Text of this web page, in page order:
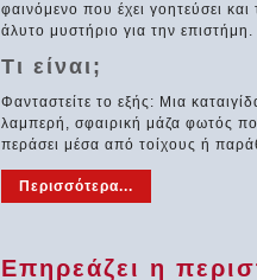
φαινόμενο που έχει γοητεύσει
άλυτο μυστήριο για την επιστήμη.
Τι είναι;
Φανταστείτε το εξής: Μια
λαμπερή, σφαιρική μάζα φωτός
περάσει μέσα από τοίχους ή
Περισσότερα...
Επηρεάζει η